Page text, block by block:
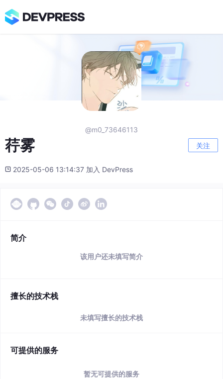
@m0_73646113
荇雾 关注
2025-05-06 13:14:37 加入 DevPress
简介
该用户还未填写简介
擅长的技术栈
未填写擅长的技术栈
可提供的服务
暂无可提供的服务